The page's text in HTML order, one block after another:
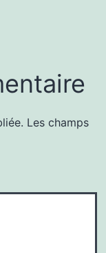
Les champs